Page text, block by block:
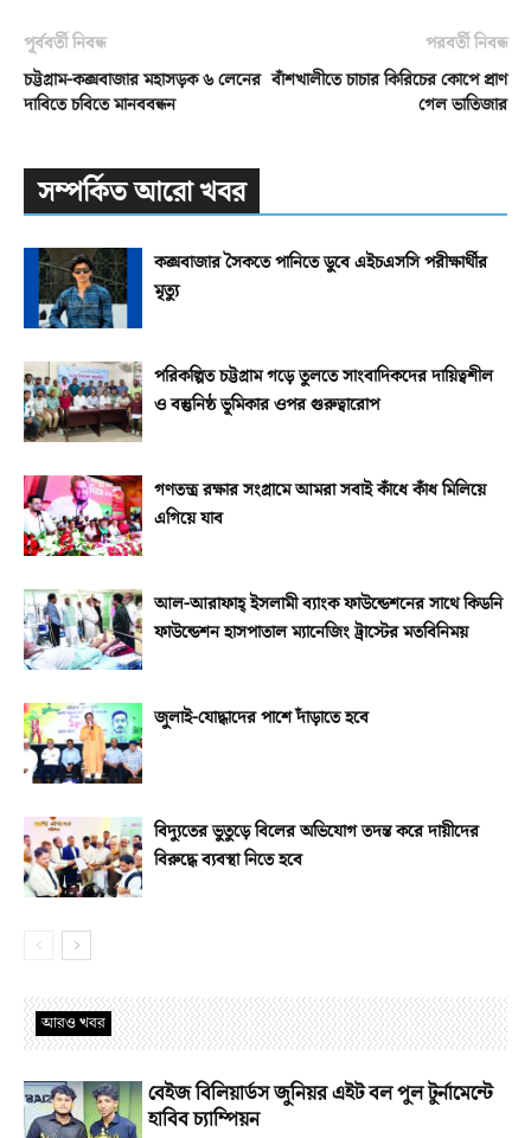
পূর্ববর্তী নিবন্ধ
চট্টগ্রাম-কক্সবাজার মহাসড়ক ৬ লেনের
দাবিতে চবিতে মানববন্ধন
পরবর্তী নিবন্ধ
বাঁশখালীতে চাচার কিরিচের কোপে প্রাণ
গেল ভাতিজার
সম্পর্কিত আরো খবর
কক্সবাজার সৈকতে পানিতে ডুবে এইচএসসি পরীক্ষার্থীর
মৃত্যু
পরিকল্পিত চট্টগ্রাম গড়ে তুলতে সাংবাদিকদের দায়িত্বশীল
ও বস্তুনিষ্ঠ ভূমিকার ওপর গুরুত্বারোপ
গণতন্ত্র রক্ষার সংগ্রামে আমরা সবাই কাঁধে কাঁধ মিলিয়ে
এগিয়ে যাব
আল-আরাফাহ্‌ ইসলামী ব্যাংক ফাউন্ডেশনের সাথে কিডনি
ফাউন্ডেশন হাসপাতাল ম্যানেজিং ট্রাস্টের মতবিনিময়
জুলাই-যোদ্ধাদের পাশে দাঁড়াতে হবে
বিদ্যুতের ভুতুড়ে বিলের অভিযোগ তদন্ত করে দায়ীদের
বিরুদ্ধে ব্যবস্থা নিতে হবে
আরও খবর
বেইজ বিলিয়ার্ডস জুনিয়র এইট বল পুল টুর্নামেন্টে
হাবিব চ্যাম্পিয়ন